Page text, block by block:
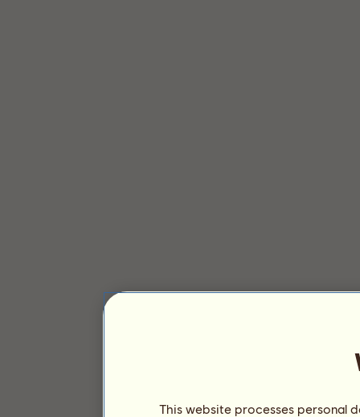
This website processes personal